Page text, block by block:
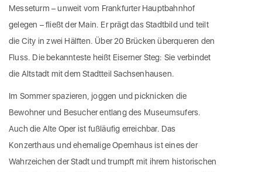
Messeturm – unweit vom Frankfurter Hauptbahnhof
gelegen – fließt der Main. Er prägt das Stadtbild und teilt
die City in zwei Hälften. Über 20 Brücken überqueren den
Fluss. Die bekannteste heißt Eiserner Steg: Sie verbindet
die Altstadt mit dem Stadtteil Sachsenhausen.
Im Sommer spazieren, joggen und picknicken die
Bewohner und Besucher entlang des Museumsufers.
Auch die Alte Oper ist fußläufig erreichbar. Das
Konzerthaus und ehemalige Opernhaus ist eines der
Wahrzeichen der Stadt und trumpft mit ihrem historischen